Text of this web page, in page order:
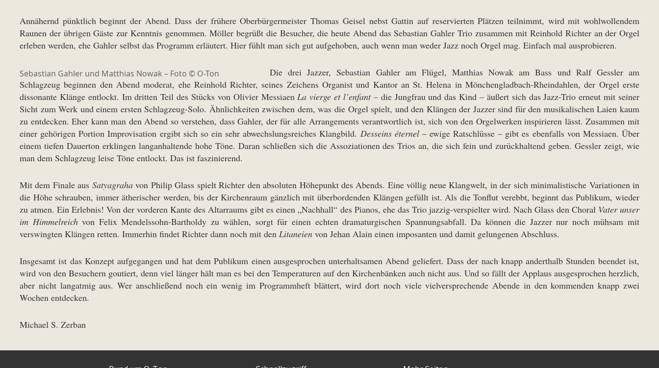
Annähernd pünktlich beginnt der Abend. Dass der frühere Oberbürgermeister Thomas Geisel nebst Gattin auf reservierten Plätzen teilnimmt, wird mit wohlwollendem
Raunen der übrigen Gäste zur Kenntnis genommen. Möller begrüßt die Besucher, die heute Abend das Sebastian Gahler Trio zusammen mit Reinhold Richter an der Orgel
erleben werden, ehe Gahler selbst das Programm erläutert. Hier fühlt man sich gut aufgehoben, auch wenn man weder Jazz noch Orgel mag. Einfach mal ausprobieren.
Sebastian Gahler und Matthias Nowak – Foto © O-Ton
Die drei Jazzer, Sebastian Gahler am Flügel, Matthias Nowak am Bass und Ralf Gessler am
Schlagzeug beginnen den Abend moderat, ehe Reinhold Richter, seines Zeichens Organist und Kantor an St. Helena in Mönchengladbach-Rheindahlen, der Orgel erste
dissonante Klänge entlockt. Im dritten Teil des Stücks von Olivier MessiaenLa vierge et l’enfant– die Jungfrau und das Kind – äußert sich das Jazz-Trio erneut mit seiner
Sicht zum Werk und einem ersten Schlagzeug-Solo. Ähnlichkeiten zwischen dem, was die Orgel spielt, und den Klängen der Jazzer sind für den musikalischen Laien kaum
zu entdecken. Eher kann man den Abend so verstehen, dass Gahler, der für alle Arrangements verantwortlich ist, sich von den Orgelwerken inspirieren lässt. Zusammen mit
einer gehörigen Portion Improvisation ergibt sich so ein sehr abwechslungsreiches Klangbild. Desseins éternel– ewige Ratschlüsse – gibt es ebenfalls von Messiaen. Über
einem tiefen Dauerton erklingen langanhaltende hohe Töne. Daran schließen sich die Assoziationen des Trios an, die sich fein und zurückhaltend geben. Gessler zeigt, wie
man dem Schlagzeug leise Töne entlockt. Das ist faszinierend.
Mit dem Finale aus Satyagrahavon Philip Glass spielt Richter den absoluten Höhepunkt des Abends. Eine völlig neue Klangwelt, in der sich minimalistische Variationen in
die Höhe schrauben, immer ätherischer werden, bis der Kirchenraum gänzlich mit überbordenden Klängen gefüllt ist. Als die Tonflut verebbt, beginnt das Publikum, wieder
zu atmen. Ein Erlebnis! Von der vorderen Kante des Altarraums gibt es einen „Nachhall“ des Pianos, ehe das Trio jazzig-verspielter wird. Nach Glass den Choral Vater unser
im Himmelreichvon Felix Mendelssohn-Bartholdy zu wählen, sorgt für einen echten dramaturgischen Spannungsabfall. Da können die Jazzer nur noch mühsam mit
verswingten Klängen retten. Immerhin findet Richter dann noch mit den Litaneien von Jehan Alain einen imposanten und damit gelungenen Abschluss.
Insgesamt ist das Konzept aufgegangen und hat dem Publikum einen ausgesprochen unterhaltsamen Abend geliefert. Dass der nach knapp anderthalb Stunden beendet ist,
wird von den Besuchern goutiert, denn viel länger hält man es bei den Temperaturen auf den Kirchenbänken auch nicht aus. Und so fällt der Applaus ausgesprochen herzlich,
aber nicht langatmig aus. Wer anschließend noch ein wenig im Programmheft blättert, wird dort noch viele vielversprechende Abende in den kommenden knapp zwei
Wochen entdecken.
Michael S. Zerban